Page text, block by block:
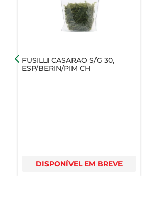
Com a Massa de Cecco
oferecer e surpreenda sua
FUSILLI CASARAO S/G 30,
ESP/BERIN/PIM CH
DISPONÍVEL EM BREVE